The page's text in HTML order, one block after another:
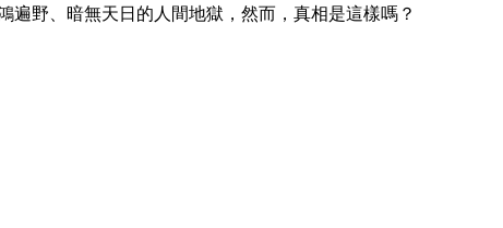
野、暗無天日的人間地獄，然而，真相是這樣嗎？